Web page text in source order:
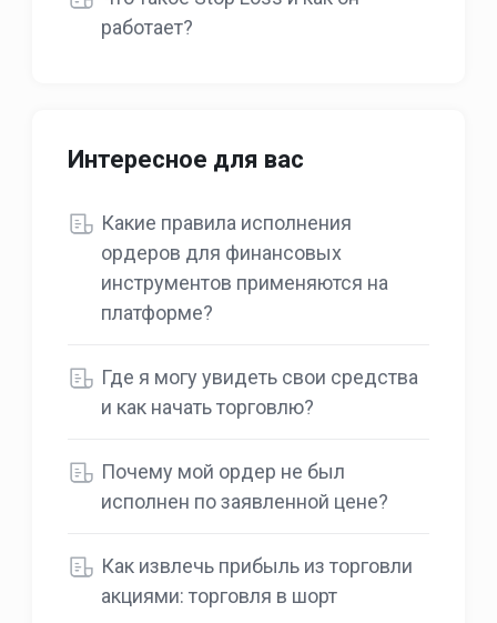
работает?
Интересное для вас
Какие правила исполнения
ордеров для финансовых
инструментов применяются на
платформе?
Где я могу увидеть свои средства
и как начать торговлю?
Почему мой ордер не был
исполнен по заявленной цене?
Как извлечь прибыль из торговли
акциями: торговля в шорт